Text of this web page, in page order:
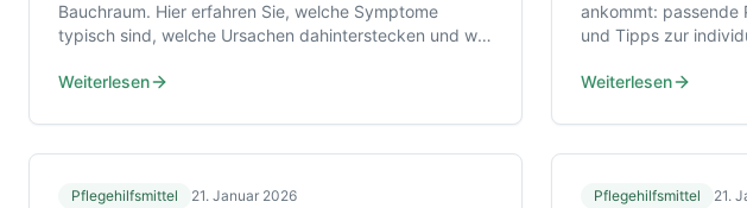
Bauchraum. Hier erfahren Sie, welche Symptome
typisch sind, welche Ursachen dahinterstecken und wie
Weiterlesen
ankommt: passende
und Tipps zur
Weiterlesen
Pflegehilfsmittel 21. Januar 2026 Pflegehilfsmittel 21.